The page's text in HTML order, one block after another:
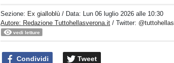
Sezione: Ex gialloblù/ Data: Lun 06 luglio 2026 alle 10:30
Autore: Redazione Tuttohellasverona.it / Twitter: @tuttohellas
vedi letture
Condividi Tweet